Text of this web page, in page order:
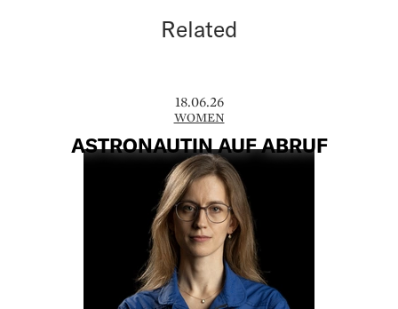
Related
18.06.26
WOMEN
ASTRONAUTIN AUF ABRUF